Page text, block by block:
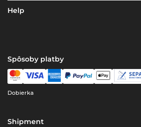
Help
Spôsoby platby
Dobierka
Shipment